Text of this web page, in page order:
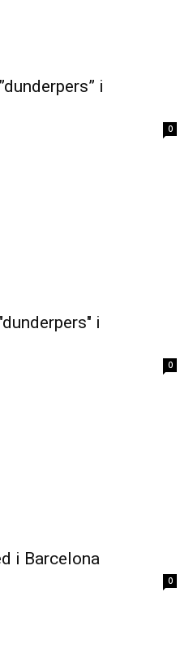
i
0
i
0
i Barcelona
0